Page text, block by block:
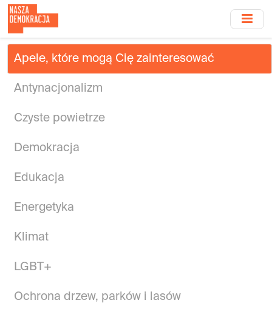
Przejdź
do
treści
głównej
Apele, które mogą Cię zainteresować
Antynacjonalizm
Czyste powietrze
Demokracja
Edukacja
Energetyka
Klimat
LGBT+
Ochrona drzew, parków i lasów